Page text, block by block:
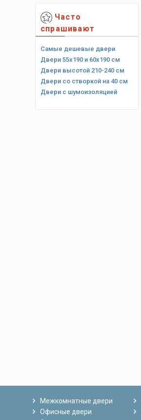
Часто
спрашивают
Самые дешевые двери
Двери 55х190 и 60х190 см
Двери высотой 210-240 см
Двери со створкой на 40 см
Двери с шумоизоляцией
Межкомнатные двери
Офисные двери